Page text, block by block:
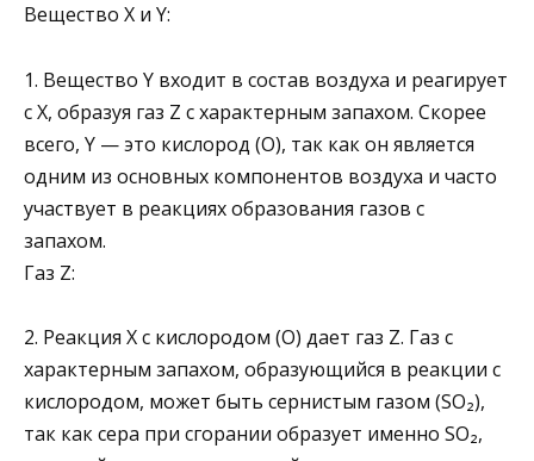
Вещество X и Y:
1. Вещество Y входит в состав воздуха и реагирует
с X, образуя газ Z с характерным запахом. Скорее
всего, Y — это кислород (O), так как он является
одним из основных компонентов воздуха и часто
участвует в реакциях образования газов с
запахом.
Газ Z:
2. Реакция X с кислородом (O) дает газ Z. Газ с
характерным запахом, образующийся в реакции с
кислородом, может быть сернистым газом (SO₂),
так как сера при сгорании образует именно SO₂,